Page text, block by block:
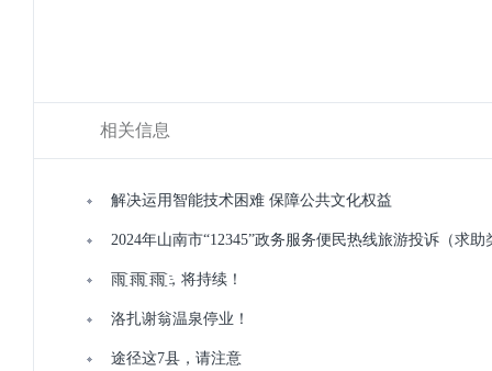
相关信息
解决运用智能技术困难 保障公共文化权益
2024年山南市“12345”政务服务便民热线旅游投诉（求
雨҈ 雨҈ 雨҈，将持续！
洛扎谢翁温泉停业！
途径这7县，请注意